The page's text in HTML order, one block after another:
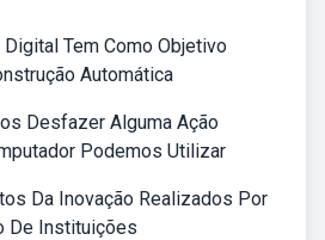
Tem Como Objetivo
Automática
Desfazer Alguma Ação
Podemos Utilizar
Da Inovação Realizados Por
De Instituições